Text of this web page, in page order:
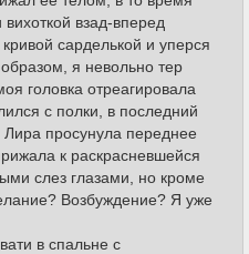
взад-вперед
сарделькой и уперся
я невольно тер
головка отреагировала
с полки, в последний
просунула переднее
к раскрасневшейся
слез глазами, но кроме
Возбуждение? Я уже
в спальне с